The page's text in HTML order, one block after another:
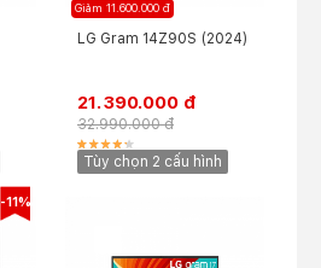
Giảm 11.600.000 đ
LG Gram 14Z90S (2024)
21.390.000 đ
32.990.000 đ
Tùy chọn 2 cấu hình
-11%